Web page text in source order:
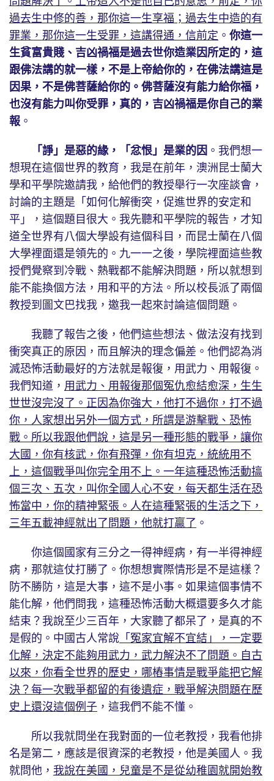
過去生中修的善，那你這一生享福；過去生中造的有
罪業，那你這一生受罪，這講得通，信前定 。 你這一
生貧富貴賤、吉凶禍福是過去世你造業因所定的，這
跟佛法講的就一樣，不是上帝給你的，在佛法講這是
因果，不是佛菩薩給你的。佛菩薩沒有能力給你福，
也沒有能力叫你受罪，真的，吉凶禍福是你自己的業
報 。
「諍」是惡的緣，「忿恨」是業的因 。我們想一
想現在這個世界的教育，我是在前年，澳洲昆士蘭大
學和平學院邀請我，給他們的教授舉行一次座談會，
討論的主題是「如何化解衝突，促進世界的安定和
平」，這個題目很大。我先聽和平學院的報告，才知
道全世界有八個大學設有這個科目，而昆士蘭在八個
大學裡面還是領先的。九一一之後，學院裡面這些教
授們覺察到冷戰、熱戰都不能解決問題，所以就想到
能不能換個方法，用和平的方法。所以校長派了兩個
教授到圖文巴找我，邀我一起來討論這個問題。
我聽了報告之後，他們這些想法、做法沒有找到
衝突真正的原因，而且解決的理念偏差。他們認為消
滅恐怖活動最好的方法就是報復，用武力、用報復。
我們知道， 用武力、用報復那個冤仇愈結愈深，生生
世世沒完沒了。正因為你強大，他打不過你，打不過
你，人家想出另外一個方式，所謂是游擊戰、恐怖
戰。所以我跟他們說，這是另一種形態的戰爭，讓你
大國，你有核武，你有飛彈，你有坦克，統統用不
上，這個戰爭叫你完全用不上。一年這種恐怖活動搞
個三次、五次，叫你全國人心不安，每天都生活在恐
怖當中，你的精神緊張。人在這種緊張的生活之下，
三年五載神經就出了問題，他就打贏了 。
你這個國家有三分之一得神經病，有一半得神經
病，那就這仗打勝了。你想想實際情形是不是這樣？
防不勝防，這是大事，這不是小事。如果這個事情不
能化解，他們問我，這種恐怖活動大概還要多久才能
結束？我說至少三百年，大家聽了都呆了，是真的不
是假的。中國古人常說 「冤家宜解不宜結」，一定要
化解，決定不能夠用武力，武力解決不了問題。自古
以來，你看全世界的歷史，哪樁事情是戰爭能把它解
決？每一次戰爭都留的有後遺症，戰爭解決問題在歷
史上還沒這個例子 ，這我們不能不懂。
所以我就問坐在我對面的一位老教授，我看他排
名是第二，應該是很資深的老教授，他是美國人。我
就問他， 我說在美國，兒童是不是從幼稚園就開始教